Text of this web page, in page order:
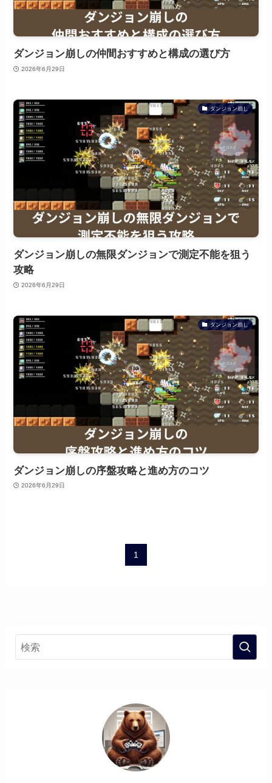
ダンジョン崩しの仲間おすすめと構成の選び方
2026年6月29日
ダンジョン崩し
ダンジョン崩しの無限ダンジョンで測定不能を狙う
攻略
2026年6月29日
ダンジョン崩し
ダンジョン崩しの序盤攻略と進め方のコツ
2026年6月29日
1